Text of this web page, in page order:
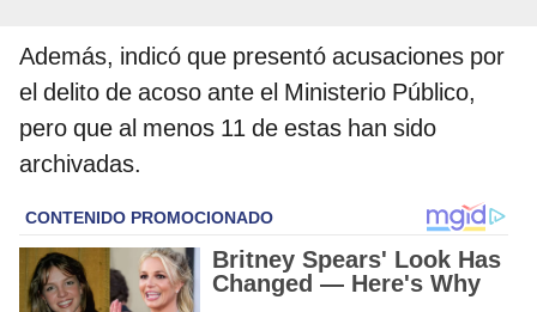
Además, indicó que presentó acusaciones por
el delito de acoso ante el Ministerio Público,
pero que al menos 11 de estas han sido
archivadas.